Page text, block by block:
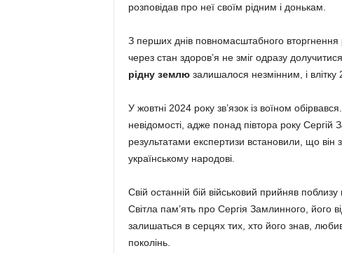
розповідав про неї своїм рідним і донькам.
З перших днів повномасштабного вторгнення
через стан здоров’я не зміг одразу
рідну землюзалишалося незмінним, і влітку
У жовтні 2024 року зв’язок із воїном
невідомості, адже понад півтора року
результатами експертизи встановили, що він
українському народові.
Свій останній бій військовий прийняв
Світла пам’ять про Сергія Замлинного, його
залишаться в серцях тих, хто його знав,
поколінь.